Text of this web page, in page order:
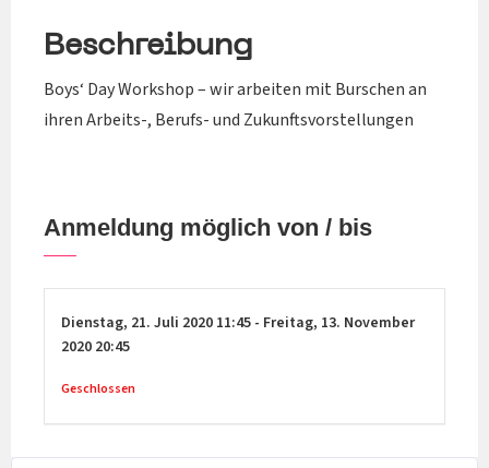
Beschreibung
Boys‘ Day Workshop – wir arbeiten mit Burschen an
ihren Arbeits-, Berufs- und Zukunftsvorstellungen
Anmeldung möglich von / bis
Dienstag, 21. Juli 2020 11:45 - Freitag, 13. November
2020 20:45
Geschlossen